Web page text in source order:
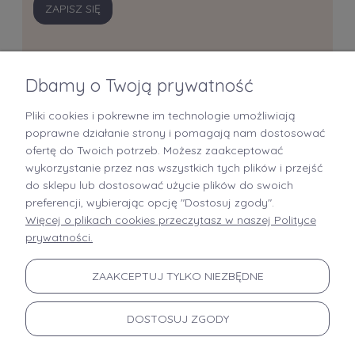
ZAPISZ SIĘ
+48 519 712 949
kontakt@brastory.pl
(od poniedziałku do piątku, w godzinach 9:00-15:00 oraz w soboty od 9:00-13:00)
PŁATNOŚCI I DOSTAWA
Dbamy o Twoją prywatność
Pliki cookies i pokrewne im technologie umożliwiają
poprawne działanie strony i pomagają nam dostosować
ofertę do Twoich potrzeb. Możesz zaakceptować
wykorzystanie przez nas wszystkich tych plików i przejść
do sklepu lub dostosować użycie plików do swoich
preferencji, wybierając opcję "Dostosuj zgody".
Więcej o plikach cookies przeczytasz w naszej Polityce
prywatności.
ZAAKCEPTUJ TYLKO NIEZBĘDNE
DOSTOSUJ ZGODY